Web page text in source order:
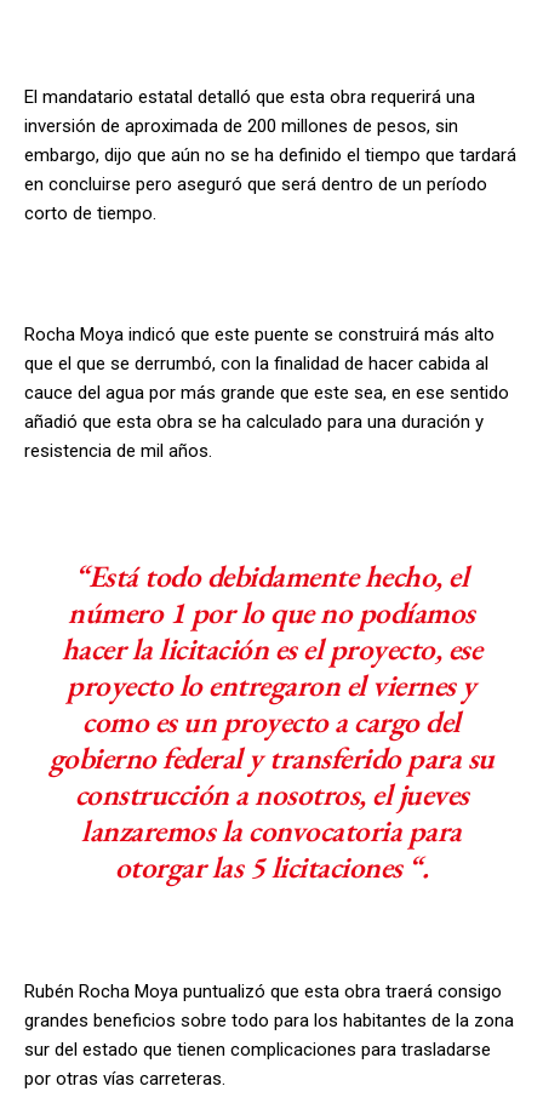
El mandatario estatal detalló que esta obra requerirá una
inversión de aproximada de 200 millones de pesos, sin
embargo, dijo que aún no se ha definido el tiempo que tardará
en concluirse pero aseguró que será dentro de un período
corto de tiempo.
Rocha Moya indicó que este puente se construirá más alto
que el que se derrumbó, con la finalidad de hacer cabida al
cauce del agua por más grande que este sea, en ese sentido
añadió que esta obra se ha calculado para una duración y
resistencia de mil años.
“Está todo debidamente hecho, el
número 1 por lo que no podíamos
hacer la licitación es el proyecto, ese
proyecto lo entregaron el viernes y
como es un proyecto a cargo del
gobierno federal y transferido para su
construcción a nosotros, el jueves
lanzaremos la convocatoria para
otorgar las 5 licitaciones “.
Rubén Rocha Moya puntualizó que esta obra traerá consigo
grandes beneficios sobre todo para los habitantes de la zona
sur del estado que tienen complicaciones para trasladarse
por otras vías carreteras.